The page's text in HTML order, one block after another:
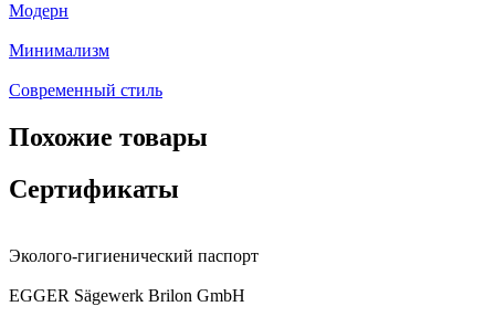
Модерн
Минимализм
Современный стиль
Похожие товары
Сертификаты
Эколого-гигиенический паспорт
EGGER Sägewerk Brilon GmbH